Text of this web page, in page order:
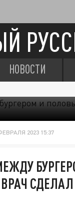
НОВОСТИ
2023 15:37